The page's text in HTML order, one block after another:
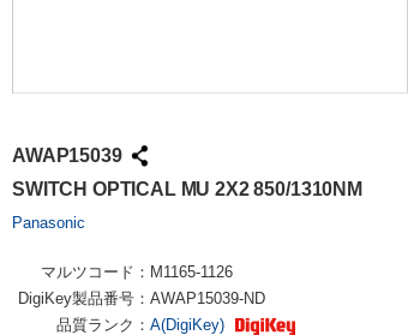
AWAP15039
SWITCH OPTICAL MU 2X2 850/1310NM
Panasonic
マルツコード： M1165-1126
DigiKey製品番号： AWAP15039-ND
品質ランク： A(DigiKey)